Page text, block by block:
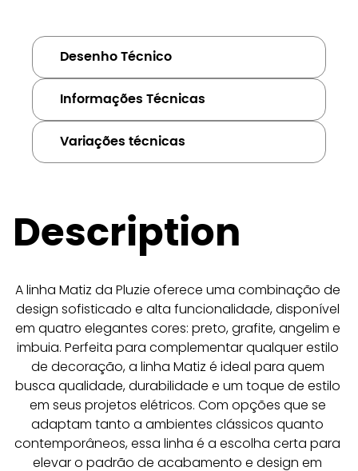
Desenho Técnico
Informações Técnicas
Variações técnicas
Description
A linha Matiz da Pluzie oferece uma combinação de
design sofisticado e alta funcionalidade, disponível
em quatro elegantes cores: preto, grafite, angelim e
imbuia. Perfeita para complementar qualquer estilo
de decoração, a linha Matiz é ideal para quem
busca qualidade, durabilidade e um toque de estilo
em seus projetos elétricos. Com opções que se
adaptam tanto a ambientes clássicos quanto
contemporâneos, essa linha é a escolha certa para
elevar o padrão de acabamento e design em